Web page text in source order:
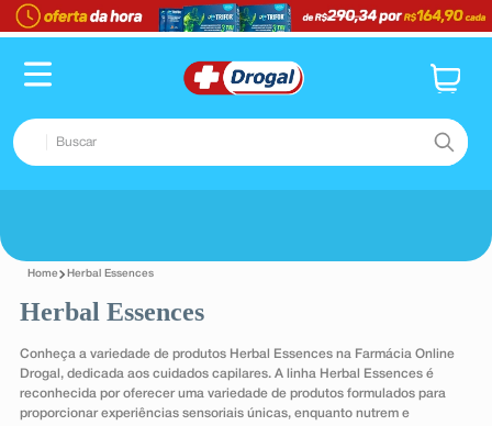
Buscar
dipirona
3º lenço umedecido
4º tadalafila
5º minoxidil
Herbal Essences
Herbal Essences
Conheça a variedade de produtos Herbal Essences na Farmácia Online
Drogal, dedicada aos cuidados capilares. A linha Herbal Essences é
reconhecida por oferecer uma variedade de produtos formulados para
proporcionar experiências sensoriais únicas, enquanto nutrem e